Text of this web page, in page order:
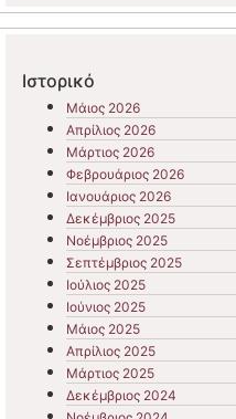
Ιστορικό
Μάιος 2026
Απρίλιος 2026
Μάρτιος 2026
Φεβρουάριος 2026
Ιανουάριος 2026
Δεκέμβριος 2025
Νοέμβριος 2025
Σεπτέμβριος 2025
Ιούλιος 2025
Ιούνιος 2025
Μάιος 2025
Απρίλιος 2025
Μάρτιος 2025
Δεκέμβριος 2024